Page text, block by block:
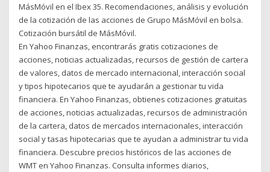
MásMóvil en el Ibex 35. Recomendaciones, análisis y evolución
de la cotización de las acciones de Grupo MásMóvil en bolsa.
Cotización bursátil de MásMóvil.
En Yahoo Finanzas, encontrarás gratis cotizaciones de
acciones, noticias actualizadas, recursos de gestión de cartera
de valores, datos de mercado internacional, interacción social
y tipos hipotecarios que te ayudarán a gestionar tu vida
financiera. En Yahoo Finanzas, obtienes cotizaciones gratuitas
de acciones, noticias actualizadas, recursos de administración
de la cartera, datos de mercados internacionales, interacción
social y tasas hipotecarias que te ayudan a administrar tu vida
financiera. Descubre precios históricos de las acciones de
WMT en Yahoo Finanzas. Consulta informes diarios,